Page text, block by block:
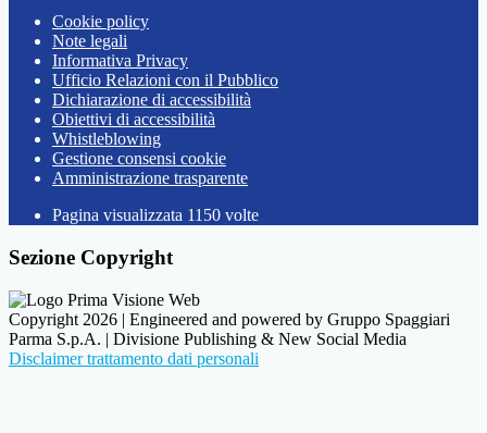
Cookie policy
Note legali
Informativa Privacy
Ufficio Relazioni con il Pubblico
Dichiarazione di accessibilità
Obiettivi di accessibilità
Whistleblowing
Gestione consensi cookie
Amministrazione trasparente
Pagina visualizzata 1150 volte
Sezione Copyright
Copyright 2026 | Engineered and powered by Gruppo Spaggiari
Parma S.p.A. | Divisione Publishing & New Social Media
Disclaimer trattamento dati personali